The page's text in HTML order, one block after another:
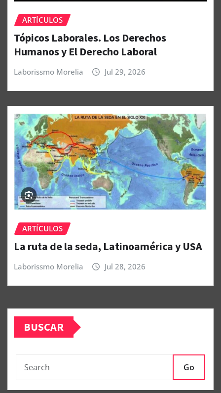
ARTÍCULOS
Tópicos Laborales. Los Derechos
Humanos y El Derecho Laboral
Laborissmo Morelia Jul 29, 2026
ARTÍCULOS
La ruta de la seda, Latinoamérica y USA
Laborissmo Morelia Jul 28, 2026
BUSCAR
Go